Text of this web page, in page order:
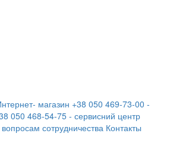
магазин +38 050 469-73-00 -
050 468-54-75 - сервисний центр
сотрудничества Контакты